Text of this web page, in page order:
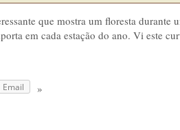
que mostra um floresta durante
em cada estação do ano. Vi este
Email